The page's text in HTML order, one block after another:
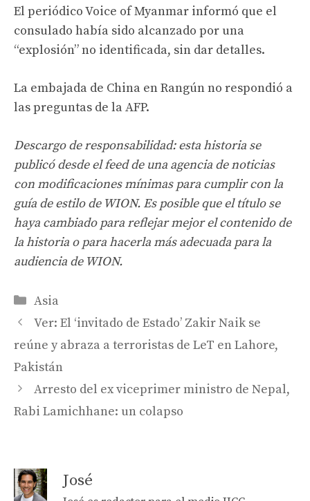
El periódico Voice of Myanmar informó que el
consulado había sido alcanzado por una
“explosión” no identificada, sin dar detalles.
La embajada de China en Rangún no respondió a
las preguntas de la AFP.
Descargo de responsabilidad: esta historia se
publicó desde el feed de una agencia de noticias
con modificaciones mínimas para cumplir con la
guía de estilo de WION. Es posible que el título se
haya cambiado para reflejar mejor el contenido de
la historia o para hacerla más adecuada para la
audiencia de WION.
Categories
Asia
Ver: El ‘invitado de Estado’ Zakir Naik se
reúne y abraza a terroristas de LeT en Lahore,
Pakistán
Arresto del ex viceprimer ministro de Nepal,
Rabi Lamichhane: un colapso
José